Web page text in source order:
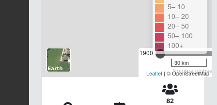
1900
Nombre
5– 10
10– 20
20– 50
50– 100
100+
30 km
Leaflet | © OpenStreetMap
82